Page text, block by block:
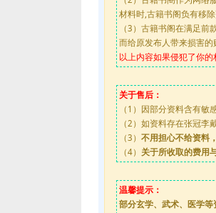
材料时,古籍书阁负有移
（3）古籍书阁在满足
而给原发布人带来损害的
以上内容如果侵犯了你
关于售后：
（1）因部分资料含有敏
（2）如资料存在张冠
（3） 不用担心不给资料
（4） 关于所收取的费用
温馨提示：
部分玄学、武术、医学等